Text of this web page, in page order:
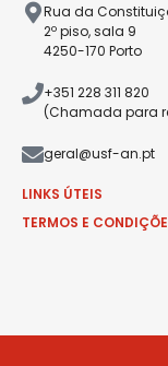
Rua da
2º piso, sala 9
4250-170 Porto
+351 228 311 820
(Chamada para
geral@usf-an.pt
LINKS ÚTEIS
TERMOS E